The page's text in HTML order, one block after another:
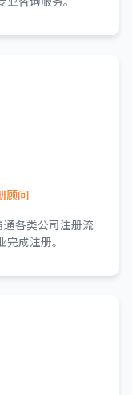
顾问
各类公司注册流
成注册。